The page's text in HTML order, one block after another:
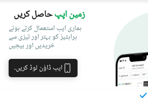
زمین اپپحاصل کریں
ہماری ایپ استعمال کرتے ہوئے
پراپٹیز کو بہتر اور تیزی سے
خریدیں اور بیچیں
ایپ ڈاؤن لوڈ کریں۔